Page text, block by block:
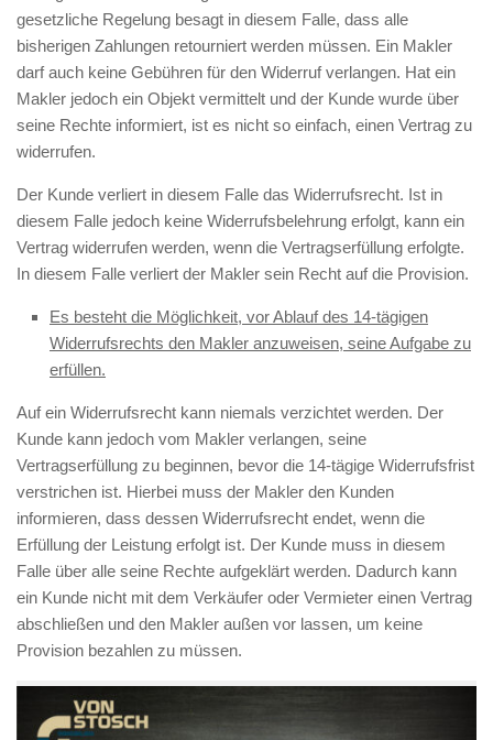
gesetzliche Regelung besagt in diesem Falle, dass alle
bisherigen Zahlungen retourniert werden müssen. Ein Makler
darf auch keine Gebühren für den Widerruf verlangen. Hat ein
Makler jedoch ein Objekt vermittelt und der Kunde wurde über
seine Rechte informiert, ist es nicht so einfach, einen Vertrag zu
widerrufen.
Der Kunde verliert in diesem Falle das Widerrufsrecht. Ist in
diesem Falle jedoch keine Widerrufsbelehrung erfolgt, kann ein
Vertrag widerrufen werden, wenn die Vertragserfüllung erfolgte.
In diesem Falle verliert der Makler sein Recht auf die Provision.
Es besteht die Möglichkeit, vor Ablauf des 14-tägigen
Widerrufsrechts den Makler anzuweisen, seine Aufgabe zu
erfüllen.
Auf ein Widerrufsrecht kann niemals verzichtet werden. Der
Kunde kann jedoch vom Makler verlangen, seine
Vertragserfüllung zu beginnen, bevor die 14-tägige Widerrufsfrist
verstrichen ist. Hierbei muss der Makler den Kunden
informieren, dass dessen Widerrufsrecht endet, wenn die
Erfüllung der Leistung erfolgt ist. Der Kunde muss in diesem
Falle über alle seine Rechte aufgeklärt werden. Dadurch kann
ein Kunde nicht mit dem Verkäufer oder Vermieter einen Vertrag
abschließen und den Makler außen vor lassen, um keine
Provision bezahlen zu müssen.